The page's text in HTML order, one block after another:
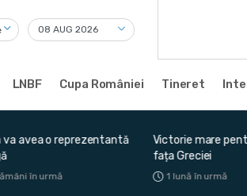
LNBF Cupa României Tineret
mare pentru România în
în urmă
Tudor
CSO Voluntari
1 lună în urmă